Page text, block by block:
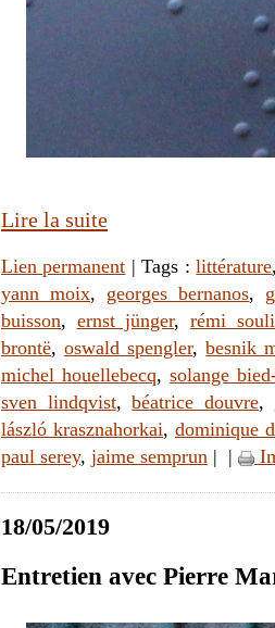
Lire la suite
Lien permanent | Tags :littérature
yann moix, georges bernanos,
buisson, ernst jünger, rémi
brontë,oswald spengler,besnik
michel houellebecq,solange
sven lindqvist,béatrice douvre,
lászló krasznahorkai, dominique
paul serey, jaime semprun | |
18/05/2019
Entretien avec Pierre